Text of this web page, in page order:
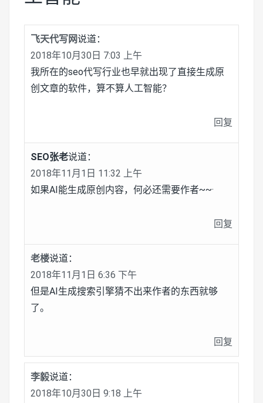
飞天代写网说道：
2018年10月30日 7:03 上午
我所在的seo代写行业也早就出现了直接生成原
创文章的软件，算不算人工智能？
回复
SEO张老说道：
2018年11月1日 11:32 上午
如果AI能生成原创内容，何必还需要作者~~·
回复
老楼说道：
2018年11月1日 6:36 下午
但是AI生成搜索引擎猜不出来作者的东西就够
了。
回复
李毅说道：
2018年10月30日 9:18 上午